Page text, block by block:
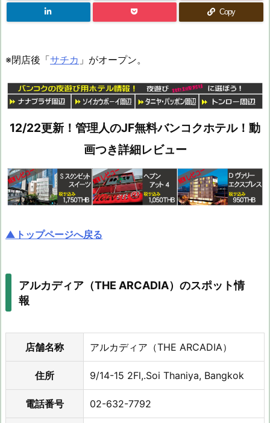
Copy
※閉店後「サチカ 」がオープン。
12/22更新！管理人のJF無料バンコクホテル！動
画つき詳細レビュー
▲トップページへ戻る
アルカディア（THE ARCADIA）のスポット情
報
店舗名称 アルカディア（THE ARCADIA）
住所 9/14-15 2Fl,.Soi Thaniya, Bangkok
電話番号 02-632-7792